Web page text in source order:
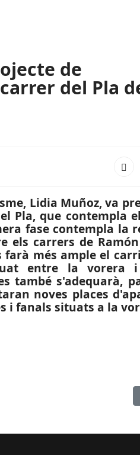
de
del Pla
Lidia Muñoz, va
Pla, que contempla
fase contempla la
els carrers de
farà més ample el
entre la vorera
també s'adequarà,
noves places
i fanals situats a la
es municipalitza